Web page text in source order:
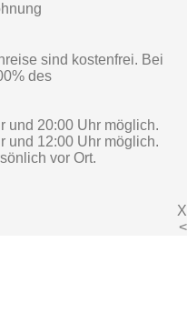
sind kostenfrei. Bei
des
und 20:00 Uhr möglich.
und 12:00 Uhr möglich.
vor Ort.
X
<